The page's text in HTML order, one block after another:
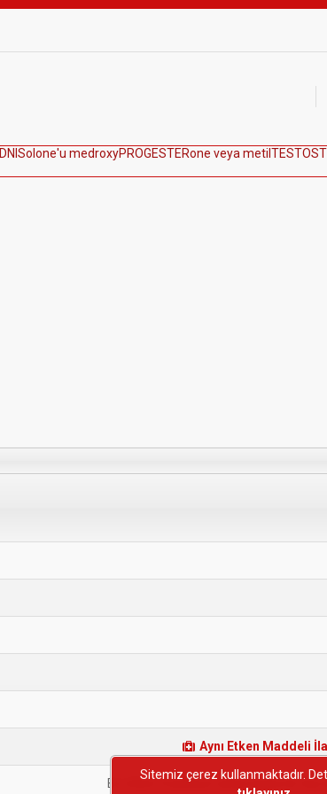
DN So one'u medroxyPROGESTERone veya meti TESTOST
Aynı Etken Maddeli
Bu etken maddeye sahip başka bir ilaç
Sitemiz çerez kullanmaktadır.